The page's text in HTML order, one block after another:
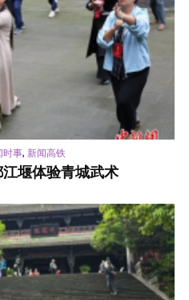
时事, 新闻高铁
堰体验青城武术